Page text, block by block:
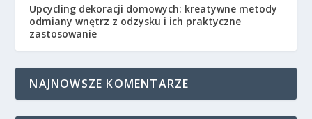
Upcycling dekoracji domowych: kreatywne metody
odmiany wnętrz z odzysku i ich praktyczne
zastosowanie
NAJNOWSZE KOMENTARZE